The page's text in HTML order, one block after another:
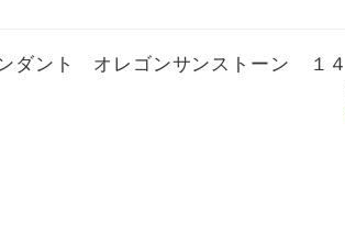
ダント オレゴンサンストーン １